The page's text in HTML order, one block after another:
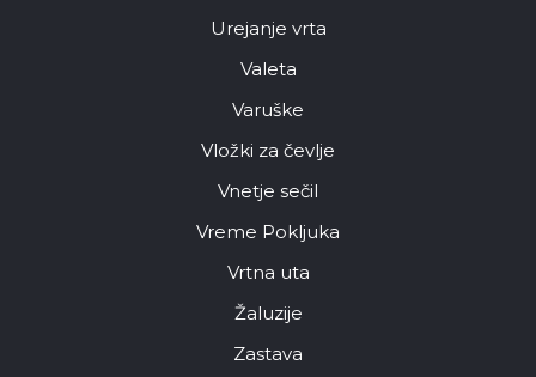
Urejanje vrta
Valeta
Varuške
Vložki za čevlje
Vnetje sečil
Vreme Pokljuka
Vrtna uta
Žaluzije
Zastava